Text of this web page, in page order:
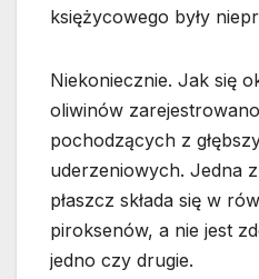
księżycowego były
Niekoniecznie. Jak się
oliwinów
pochodzących z
uderzeniowych. Jedna
płaszcz składa się w
piroksenów, a nie jest
jedno czy drugie.